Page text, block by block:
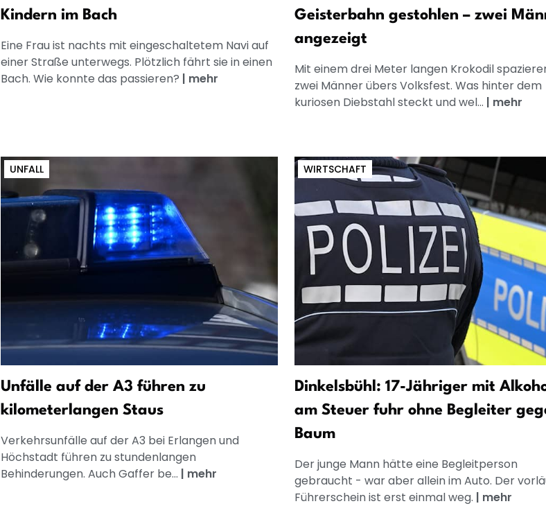
Kindern im Bach
Eine Frau ist nachts mit eingeschaltetem Navi auf
einer Straße unterwegs. Plötzlich fährt sie in einen
Bach. Wie konnte das passieren? | mehr
Geisterbahn gestohlen – zwei
angezeigt
Mit einem drei Meter langen Krokodil
zwei Männer übers Volksfest. Was hinter dem
kuriosen Diebstahl steckt und wel... | mehr
UNFALL
Unfälle auf der A3 führen zu
kilometerlangen Staus
Verkehrsunfälle auf der A3 bei Erlangen und
Höchstadt führen zu stundenlangen
Behinderungen. Auch Gaffer be... | mehr
WIRTSCHAFT
Dinkelsbühl: 17-Jähriger mit
am Steuer fuhr ohne Begleiter
Baum
Der junge Mann hätte eine Begleitperson
gebraucht - war aber allein im Auto. Der
Führerschein ist erst einmal weg. | mehr